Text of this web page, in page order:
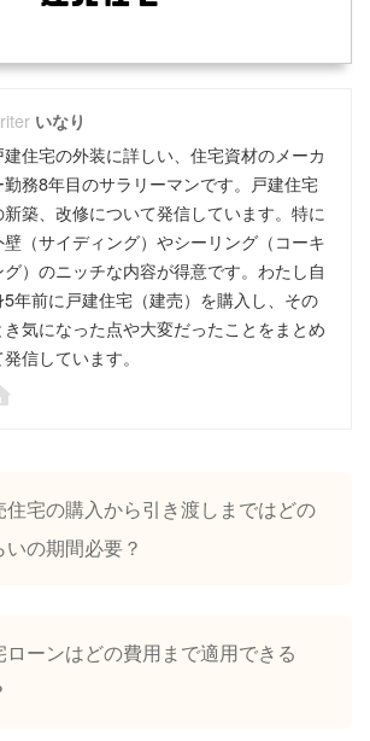
いなり
建住宅の外装に詳しい、住宅資材のメーカ
勤務8年目のサラリーマンです。戸建住宅
新築、改修について発信しています。特に
壁（サイディング）やシーリング（コーキ
グ）のニッチな内容が得意です。わたし自
5年前に戸建住宅（建売）を購入し、その
き気になった点や大変だったことをまとめ
発信しています。
住宅の購入から引き渡しまではどの
いの期間必要？
ローンはどの費用まで適用できる